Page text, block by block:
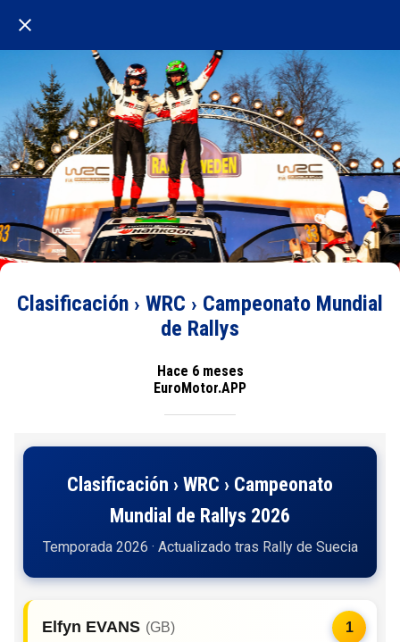
Clasificación › WRC › Campeonato Mundial
de Rallys
Hace 6 meses
EuroMotor.APP
Clasificación › WRC › Campeonato
Mundial de Rallys 2026
Temporada 2026 · Actualizado tras Rally de Suecia
1
Elfyn EVANS (GB)